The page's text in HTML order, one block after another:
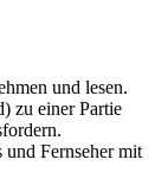
und lesen.
zu einer Partie
Fernseher mit